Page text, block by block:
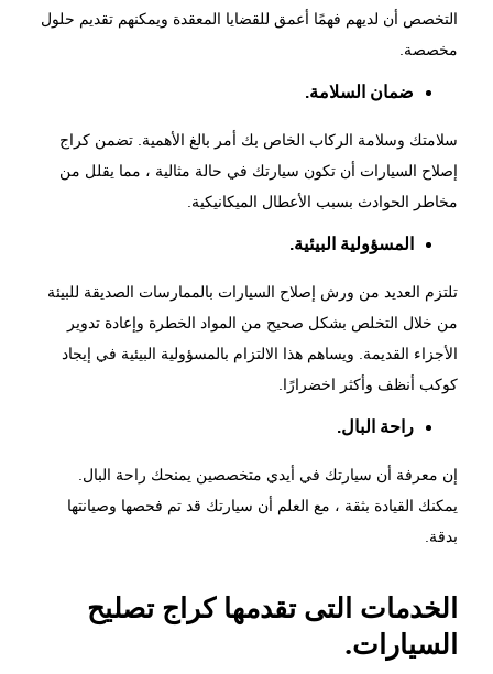
التخصص أن لديهم فهمًا أعمق للقضايا المعقدة ويمكنهم تقديم حلول
مخصصة.
ضمان السلامة.
سلامتك وسلامة الركاب الخاص بك أمر بالغ الأهمية. تضمن كراج
إصلاح السيارات أن تكون سيارتك في حالة مثالية ، مما يقلل من
مخاطر الحوادث بسبب الأعطال الميكانيكية.
المسؤولية البيئية.
تلتزم العديد من ورش إصلاح السيارات بالممارسات الصديقة للبيئة
من خلال التخلص بشكل صحيح من المواد الخطرة وإعادة تدوير
الأجزاء القديمة. ويساهم هذا الالتزام بالمسؤولية البيئية في إيجاد
كوكب أنظف وأكثر اخضرارًا.
راحة البال.
إن معرفة أن سيارتك في أيدي متخصصين يمنحك راحة البال.
يمكنك القيادة بثقة ، مع العلم أن سيارتك قد تم فحصها وصيانتها
بدقة.
الخدمات التى تقدمها كراج تصليح
السيارات.